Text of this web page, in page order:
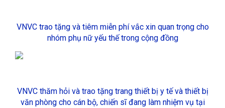
VNVC trao tặng và tiêm miễn phí vắc xin quan trọng cho
nhóm phụ nữ yếu thế trong cộng đồng
VNVC thăm hỏi và trao tặng trang thiết bị y tế và thiết bị
văn phòng cho cán bộ, chiến sĩ đang làm nhiệm vụ tại